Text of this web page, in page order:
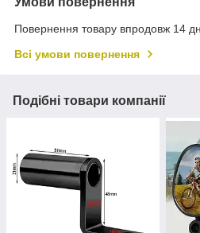
Повернення товару впродовж 14
Всі умови повернення
Подібні товари компанії